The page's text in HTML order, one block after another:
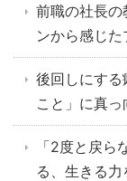
前職の社長
ンから感じ
後回しにす
こと」に真
「2度と戻ら
る、生きる